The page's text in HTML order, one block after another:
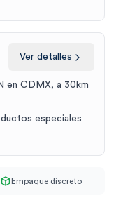
Ver detalles
en CDMX, a 30km
especiales
Empaque discreto